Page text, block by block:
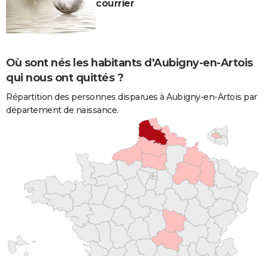
courrier
Où sont nés les habitants d'Aubigny-en-Artois
qui nous ont quittés ?
Répartition des personnes disparues à Aubigny-en-Artois par
département de naissance.